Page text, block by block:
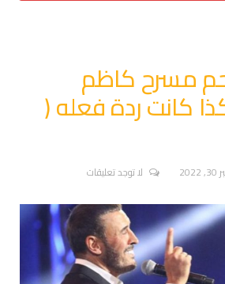
مسرح كاظم
كانت ردة فعله (
لا توجد تعليقات